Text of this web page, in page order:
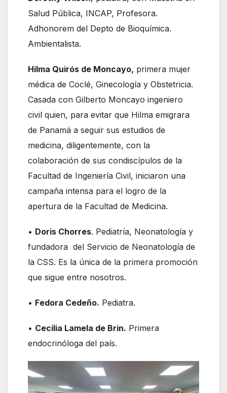
Salud Pública, INCAP, Profesora.
Adhonorem del Depto de Bioquímica.
Ambientalista.
Hilma Quirós de Moncayo, primera mujer
médica de Coclé, Ginecología y Obstetricia.
Casada con Gilberto Moncayo ingeniero
civil quien, para evitar que Hilma emigrara
de Panamá a seguir sus estudios de
medicina, diligentemente, con la
colaboración de sus condiscípulos de la
Facultad de Ingeniería Civil, iniciaron una
campaña intensa para el logro de la
apertura de la Facultad de Medicina.
• Doris Chorres. Pediatría, Neonatología y
fundadora del Servicio de Neonatología de
la CSS. Es la única de la primera promoción
que sigue entre nosotros.
• Fedora Cedeño. Pediatra.
• Cecilia Lamela de Brin. Primera
endocrinóloga del país.